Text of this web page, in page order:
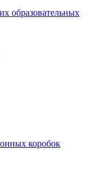
образовательных
коробок